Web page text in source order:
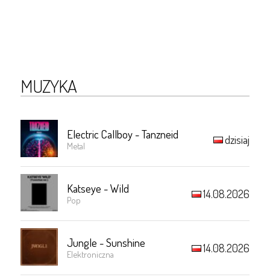
MUZYKA
Electric Callboy - Tanzneid
Metal dzisiaj
Katseye - Wild
Pop 14.08.2026
Jungle - Sunshine
Elektroniczna 14.08.2026